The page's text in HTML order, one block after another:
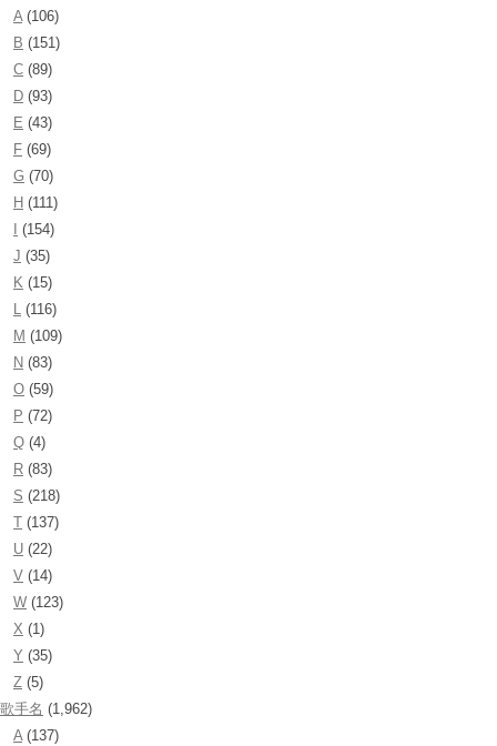
A(106)
B (151)
C (89)
D (93)
E (43)
F (69)
G (70)
H (111)
(154)
J (35)
K (15)
L (116)
M (109)
N (83)
O (59)
P (72)
Q (4)
R (83)
S (218)
T (137)
U (22)
V (14)
W (123)
X (1)
Y (35)
Z (5)
歌手名 (1,962)
A(137)